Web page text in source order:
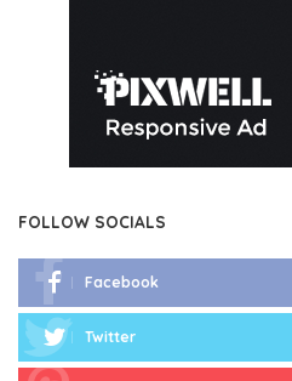
FOLLOW SOCIALS
Facebook
Twitter